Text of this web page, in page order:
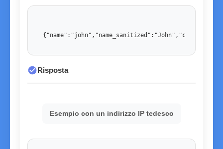
check_circleRisposta
Esempio con un indirizzo IP tedesco